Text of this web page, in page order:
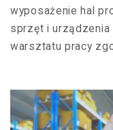
wyposażenie hal
sprzęt i urządzenia
warsztatu pracy